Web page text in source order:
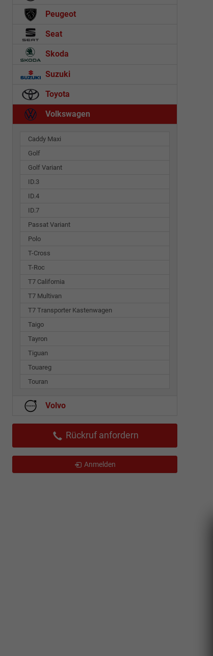
Peugeot
Seat
Skoda
Suzuki
Toyota
Volkswagen
Caddy Maxi
Golf
Golf Variant
ID.3
ID.4
ID.7
Passat Variant
Polo
T-Cross
T-Roc
T7 California
T7 Multivan
T7 Transporter Kastenwagen
Taigo
Tayron
Tiguan
Touareg
Touran
Volvo
Rückruf anfordern
Anmelden